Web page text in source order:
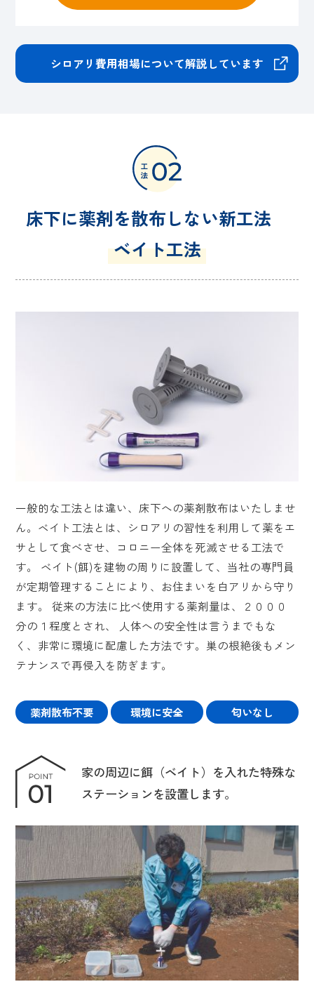
シロアリ費用相場について解説しています
床下に薬剤を散布しない新工法
ベイト工法
一般的な工法とは違い、床下への薬剤散布はいたしませ
ん。ベイト工法とは、シロアリの習性を利用して薬をエ
サとして食べさせ、コロニー全体を死滅させる工法で
す。 ベイト(餌)を建物の周りに設置して、当社の専門員
が定期管理することにより、お住まいを白アリから守り
ます。 従来の方法に比べ使用する薬剤量は、２０００
分の１程度とされ、 人体への安全性は言うまでもな
く、非常に環境に配慮した方法です。巣の根絶後もメン
テナンスで再侵入を防ぎます。
薬剤散布不要 環境に安全 匂いなし
家の周辺に餌（ベイト）を入れた特殊な
ステーションを設置します。